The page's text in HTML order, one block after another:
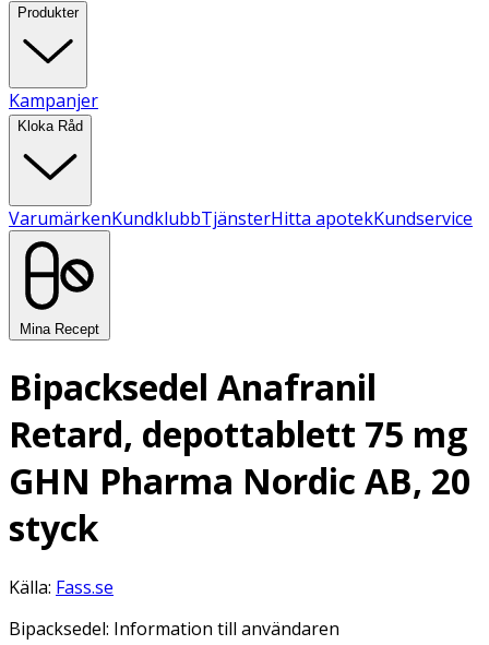
Produkter
Kampanjer
Kloka Råd
VarumärkenKundklubbTjänsterHitta apotekKundservice
Mina Recept
Bipacksedel Anafranil
Retard, depottablett 75 mg
GHN Pharma Nordic AB, 20
styck
Källa: Fass.se
Bipacksedel: Information till användaren